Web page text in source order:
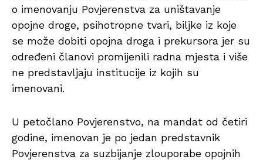
o imenovanju Povjerenstva za uništavanje
opojne droge, psihotropne tvari, biljke iz koje
se može dobiti opojna droga i prekursora jer su
određeni članovi promijenili radna mjesta i više
ne predstavljaju institucije iz kojih su
imenovani.
U petočlano Povjerenstvo, na mandat od četiri
godine, imenovan je po jedan predstavnik
Povjerenstva zа suzbijanje zlouporabe opojnih